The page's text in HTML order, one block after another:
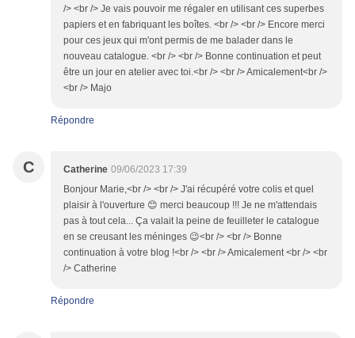
/> <br /> Je vais pouvoir me régaler en utilisant ces superbes
papiers et en fabriquant les boîtes. <br /> <br /> Encore merci
pour ces jeux qui m'ont permis de me balader dans le
nouveau catalogue. <br /> <br /> Bonne continuation et peut
être un jour en atelier avec toi.<br /> <br /> Amicalement<br />
<br /> Majo
Répondre
C Catherine 09/06/2023 17:39
Bonjour Marie,<br /> <br /> J'ai récupéré votre colis et quel
plaisir à l'ouverture 😊 merci beaucoup !!! Je ne m'attendais
pas à tout cela... Ça valait la peine de feuilleter le catalogue
en se creusant les méninges 😉<br /> <br /> Bonne
continuation à votre blog !<br /> <br /> Amicalement <br /> <br
/> Catherine
Répondre